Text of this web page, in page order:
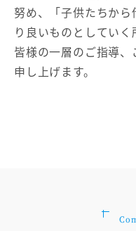
努め、「子供たちから
り良いものとしていく
皆様の一層のご指導
申し上げます。